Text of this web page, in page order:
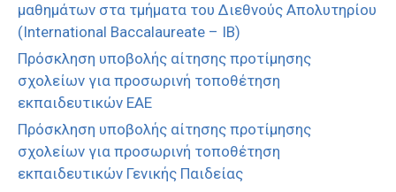
μαθημάτων στα τμήματα του Διεθνούς Απολυτηρίου
(International Baccalaureate – IB)
Πρόσκληση υποβολής αίτησης προτίμησης
σχολείων για προσωρινή τοποθέτηση
εκπαιδευτικών ΕΑΕ
Πρόσκληση υποβολής αίτησης προτίμησης
σχολείων για προσωρινή τοποθέτηση
εκπαιδευτικών Γενικής Παιδείας